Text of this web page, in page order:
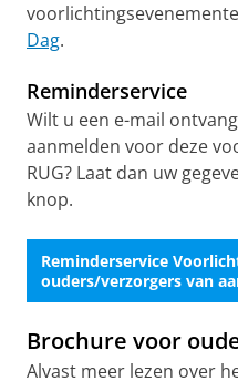
Dag.
Reminderservice
Wilt u een e-mail
aanmelden voor deze
RUG? Laat dan uw
knop.
Reminderservice
ouders/verzorgers van
Brochure voor
Alvast meer lezen over